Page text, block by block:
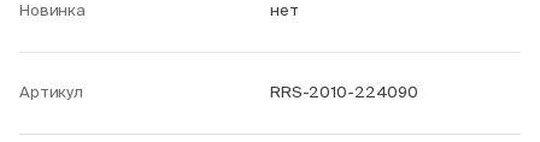
Новинка нет
Артикул RRS-2010-224090